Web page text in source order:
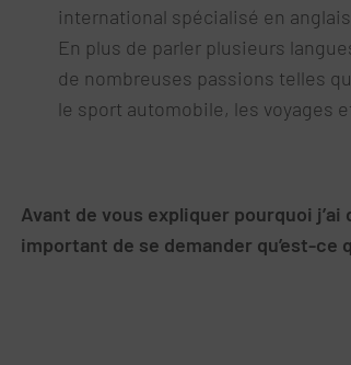
international spécialisé en
En plus de parler plusieurs
de nombreuses passions telles
le sport automobile, les voyages
Avant de vous expliquer pourquoi
important de se demander qu’est-ce